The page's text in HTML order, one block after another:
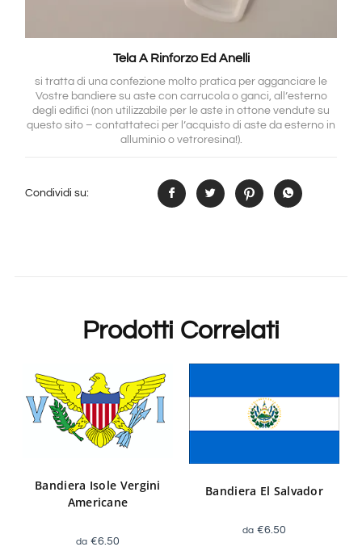
Tela A Rinforzo Ed Anelli
si tratta di una confezione molto pratica per agganciare le
Vostre bandiere su aste con carrucola o ganci, all’esterno
degli edifici (non utilizzabile per le aste in ottone vendute su
questo sito – contattateci per l’acquisto di aste da esterno in
alluminio o vetroresina!).
Condividi su:
Prodotti Correlati
Bandiera Isole Vergini
Americane
€6.50
Bandiera El Salvador
€6.50